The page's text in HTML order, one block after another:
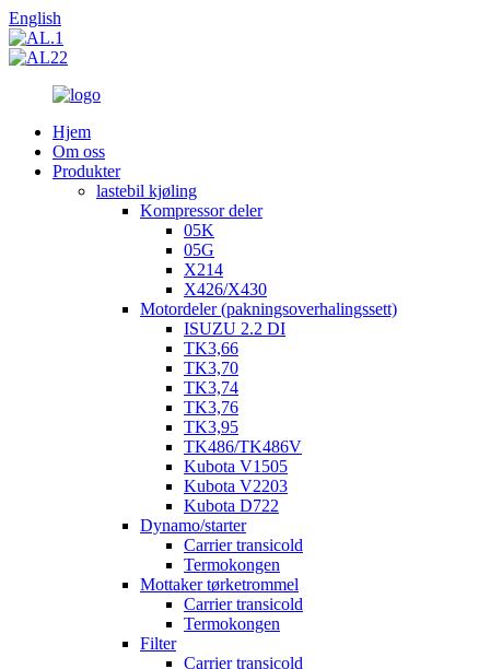
English
Hjem
Om oss
Produkter
lastebil kjøling
Kompressor deler
05K
05G
X214
X426/X430
Motordeler (pakningsoverhalingssett)
ISUZU 2.2 DI
TK3,66
TK3,70
TK3,74
TK3,76
TK3,95
TK486/TK486V
Kubota V1505
Kubota V2203
Kubota D722
Dynamo/starter
Carrier transicold
Termokongen
Mottaker tørketrommel
Carrier transicold
Termokongen
Filter
Carrier transicold